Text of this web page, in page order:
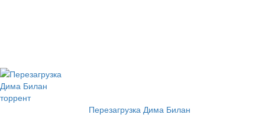
Перезагрузка Дима Билан